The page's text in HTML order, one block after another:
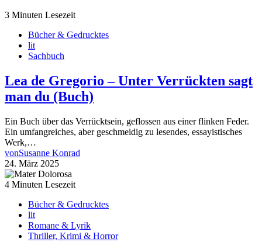
3 Minuten Lesezeit
Bücher & Gedrucktes
lit
Sachbuch
Lea de Gregorio – Unter Verrückten sagt
man du (Buch)
Ein Buch über das Verrücktsein, geflossen aus einer flinken Feder.
Ein umfangreiches, aber geschmeidig zu lesendes, essayistisches
Werk,…
vonSusanne Konrad
24. März 2025
4 Minuten Lesezeit
Bücher & Gedrucktes
lit
Romane & Lyrik
Thriller, Krimi & Horror